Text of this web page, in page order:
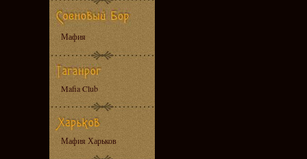
Мафия
Mafia Club
Мафия Харьков